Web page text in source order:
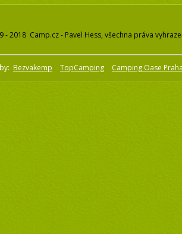
- 2018 Camp.cz - Pavel Hess, všechna práva
Bezvakemp TopCamping Camping Oase